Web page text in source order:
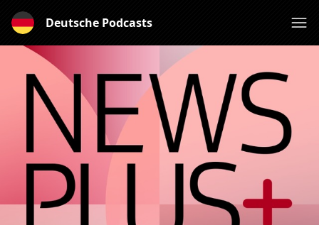
Deutsche Podcasts